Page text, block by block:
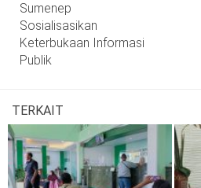
Sumenep
Sosialisasikan
Keterbukaan Informasi
Publik
TERKAIT